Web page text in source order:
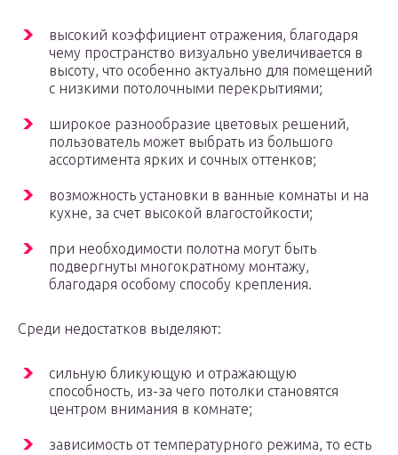
высокий коэффициент отражения, благодаря
чему пространство визуально увеличивается в
высоту, что особенно актуально для помещений
с низкими потолочными перекрытиями;
широкое разнообразие цветовых решений,
пользователь может выбрать из большого
ассортимента ярких и сочных оттенков;
возможность установки в ванные комнаты и на
кухне, за счет высокой влагостойкости;
при необходимости полотна могут быть
подвергнуты многократному монтажу,
благодаря особому способу крепления.
Среди недостатков выделяют:
сильную бликующую и отражающую
способность, из-за чего потолки становятся
центром внимания в комнате;
зависимость от температурного режима, то есть